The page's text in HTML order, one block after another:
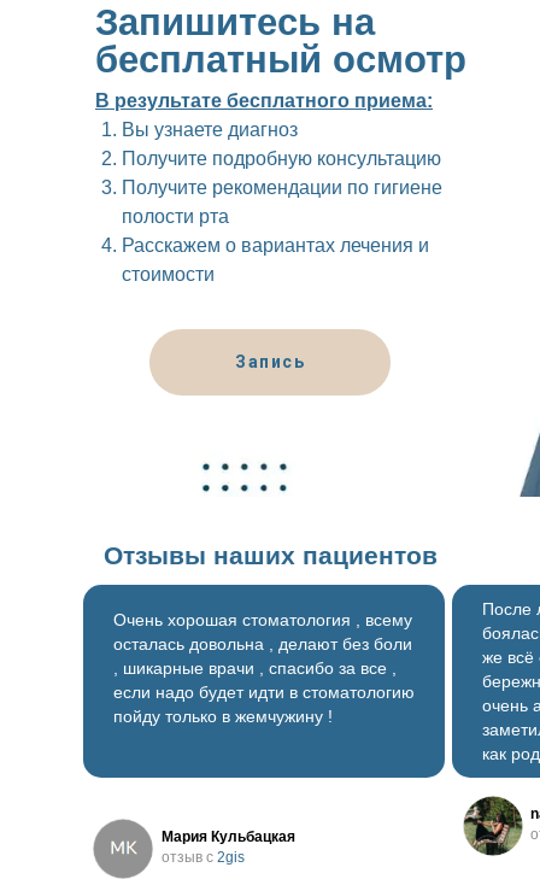
Запишитесь на
бесплатный осмотр
В результате бесплатного приема:
Вы узнаете диагноз
Получите подробную консультацию
Получите рекомендации по гигиене
полости рта
Расскажем о вариантах лечения и
стоимости
Запись
Отзывы наших пациентов
После
же всё
очень
как
Очень хорошая стоматология , всему
осталась довольна , делают без боли
, шикарные врачи , спасибо за все ,
если надо будет идти в стоматологию
пойду только в жемчужину !
Мария Кульбацкая
отзыв с 2gis